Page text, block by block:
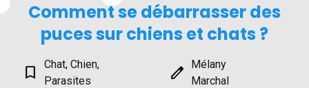
Comment se débarrasser des
puces sur chiens et chats ?
bookmark_border
Chat, Chien,
Parasites
edit
Mélany
Marchal